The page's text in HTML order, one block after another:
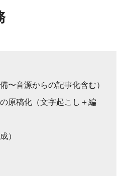
〜音源からの記事化含む）
原稿化（文字起こし＋編
）